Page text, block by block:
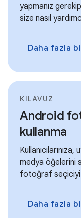
yapmanız
size nasıl
Daha fazla
KILAVUZ
Android
kullanma
medya öğelerini
fotoğraf seçiciyi
Daha fazla